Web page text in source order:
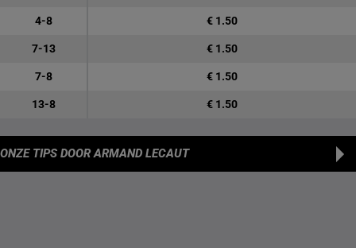
4-8 € 1.50
7-13 € 1.50
7-8 € 1.50
13-8 € 1.50
ONZE TIPS DOOR ARMAND LECAUT